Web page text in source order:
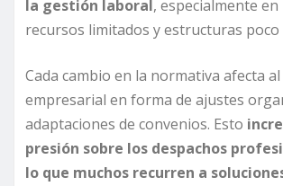
la gestión laboral, especialmente en
recursos limitados y estructuras poco
Cada cambio en la normativa afecta
empresarial en forma de ajustes
adaptaciones de convenios. Esto
presión sobre los despachos
lo que muchos recurren a